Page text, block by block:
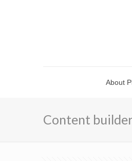
About
Content